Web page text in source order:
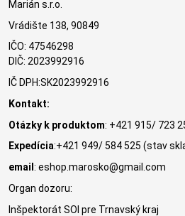
Marián s.r.o.
Vrádište 138, 90849
IČO: 47546298
DIČ: 2023992916
IČ DPH:SK2023992916
Kontakt:
Otázky k produktom: +421 915/ 723
Expedícia:+421 949/ 584 525 (stav
email : eshop.marosko@gmail.com
Organ dozoru:
Inšpektorát SOI pre Trnavský kraj